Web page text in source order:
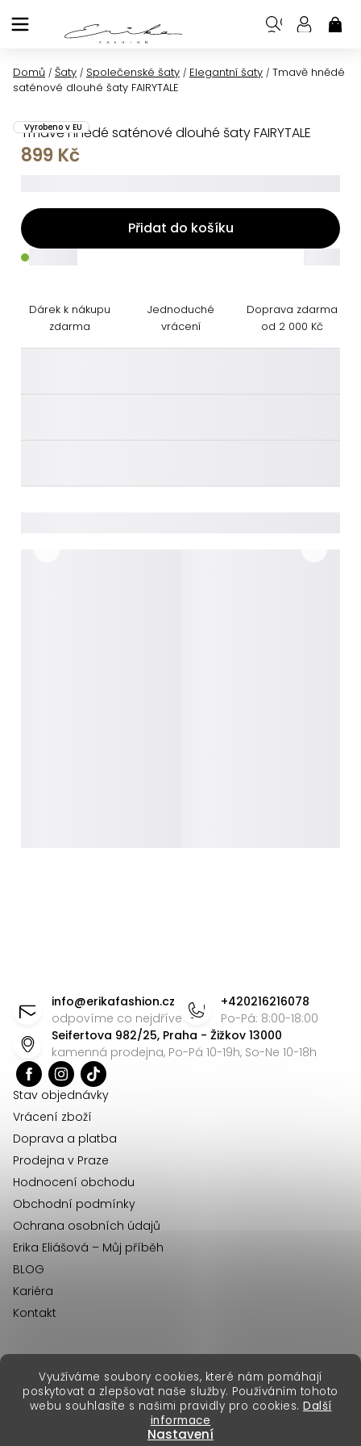
Využíváme soubory cookies, které nám pomáhají
poskytovat a zlepšovat naše služby. Používáním tohoto
webu souhlasíte s našimi pravidly pro cookies. Další
informace
Nastavení
na
Domů / Šaty / Společenské šaty / Elegantní šaty / Tmavě hnědé
saténové dlouhé šaty FAIRYTALE
Tmavě hnědé saténové dlouhé šaty FAIRYTALE
Vyrobeno v EU
899 Kč
Přidat do košíku
Dárek k nákupu
zdarma
Jednoduché
vrácení
Doprava zdarma
od 2 000 Kč
info@erikafashion.cz
odpovíme co nejdříve
+420216216078
Po-Pá: 8:00-18:00
Seifertova 982/25, Praha - Žižkov 13000
kamenná prodejna, Po-Pá 10-19h, So-Ne 10-18h
Stav objednávky
Vrácení zboží
Doprava a platba
Prodejna v Praze
Hodnocení obchodu
Obchodní podmínky
Ochrana osobních údajů
Erika Eliášová – Můj příběh
BLOG
Kariéra
Kontakt
Vytvořil Shoptet Premium
Copyright 2026Erika Fashion. Všechna práva vyhrazena.
erikafashion.sk